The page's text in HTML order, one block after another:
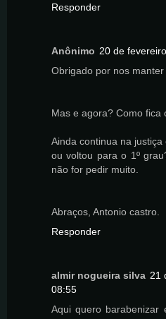
Responder
Anônimo 20 de
Obrigado por nos
Mas e agora? Como fica
Ainda continua na justiça
ou voltou para o 1º
não for pedir muito.
Abraços, Antonio castro.
Responder
almir nogueira silva 21
08:55
Aqui quero